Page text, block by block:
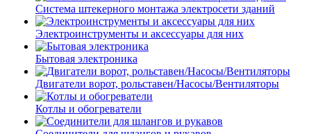
Система штекерного монтажа электросети зданий
Электроинструменты и аксессуары для них
Бытовая электроника
Двигатели ворот, рольставен/Насосы/Вентиляторы
Котлы и обогреватели